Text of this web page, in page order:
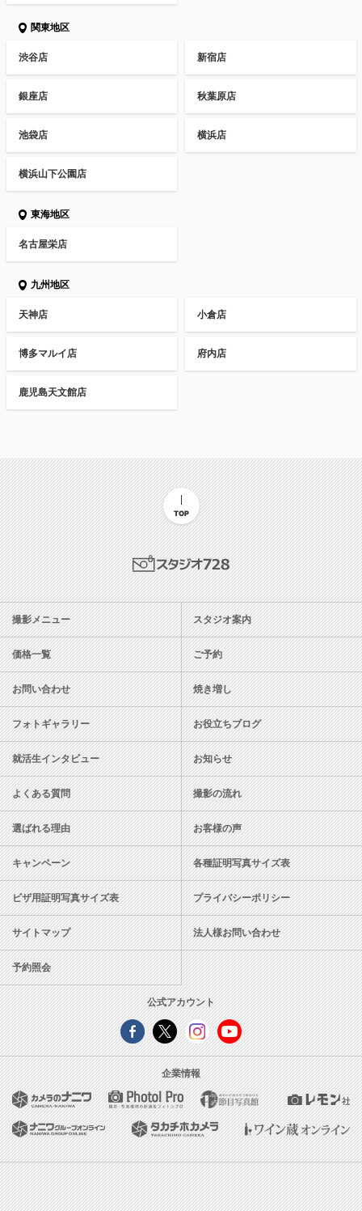
関東地区
渋谷店 新宿店
銀座店 秋葉原店
池袋店 横浜店
横浜山下公園店
東海地区
名古屋栄店
九州地区
天神店 小倉店
博多マルイ店 府内店
鹿児島天文館店
TOP
スタジオ728
撮影メニュー スタジオ案内
価格一覧 ご予約
お問い合わせ 焼き増し
フォトギャラリー お役立ちブログ
就活生インタビュー お知らせ
よくある質問 撮影の流れ
選ばれる理由 お客様の声
キャンペーン 各種証明写真サイズ表
ビザ用証明写真サイズ表 プライバシーポリシー
サイトマップ 法人様お問い合わせ
予約照会
公式アカウント
企業情報